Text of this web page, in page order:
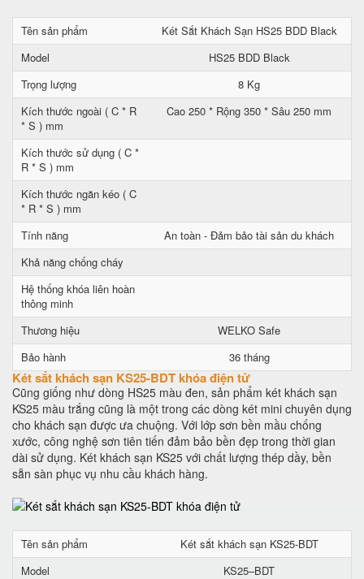
Tên sản phẩm
Két Sắt Khách Sạn HS25 BDD Black
Model
HS25 BDD Black
Trọng lượng
8 Kg
Kích thước ngoài ( C * R
* S ) mm
Cao 250 * Rộng 350 * Sâu 250 mm
Kích thước sử dụng ( C *
R * S ) mm
Kích thước ngăn kéo ( C
* R * S ) mm
Tính năng
An toàn - Đảm bảo tài sản du khách
Khả năng chống cháy
Hệ thống khóa liên hoàn
thông minh
Thương hiệu
WELKO Safe
Bảo hành
36 tháng
Két sắt khách sạn KS25-BDT khóa điện tử
Cũng giống như dòng HS25 màu đen, sản phẩm két khách sạn
KS25 màu trắng cũng là một trong các dòng két mini chuyên dụng
cho khách sạn được ưa chuộng. Với lớp sơn bền mầu chống
xước, công nghệ sơn tiên tiến đảm bảo bền đẹp trong thời gian
dài sử dụng. Két khách sạn KS25 với chất lượng thép dầy, bền
sẵn sàn phục vụ nhu cầu khách hàng.
Tên sản phẩm
Két sắt khách sạn KS25-BDT
Model
KS25–BDT